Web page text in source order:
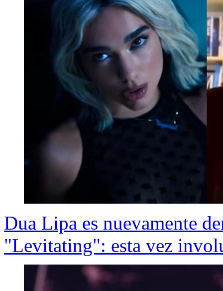
Dua Lipa es nuevamente
"Levitating": esta vez